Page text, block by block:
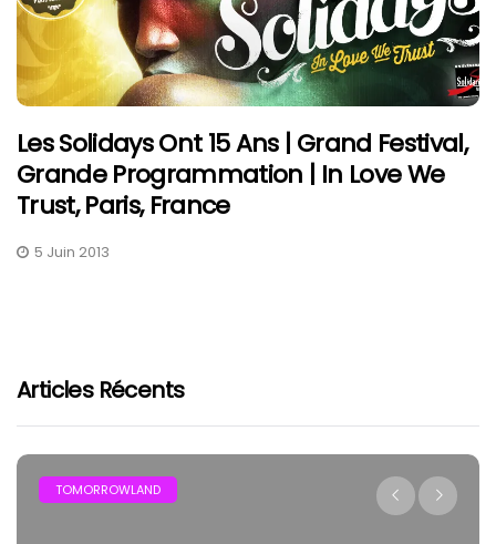
Les Solidays Ont 15 Ans | Grand Festival,
Grande Programmation | In Love We
Trust, Paris, France
5 Juin 2013
Articles Récents
TOMORROWLAND